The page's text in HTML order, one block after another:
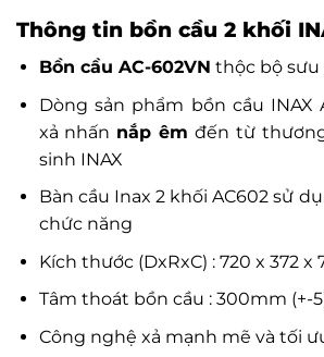
Thông tin bồn cầu 2 khối
Bồn cầu AC-602VN thộc bộ sưu
Dòng sản phẩm bồn cầu INAX
xả nhấn nắp êmđến từ
sinh INAX
Bàn cầu Inax 2 khối AC602 sử
chức năng
Kích thước (DxRxC) : 720 x 372 x
Tâm thoát bồn cầu : 300mm (+-
Công nghệ xả mạnh mẽ và tối